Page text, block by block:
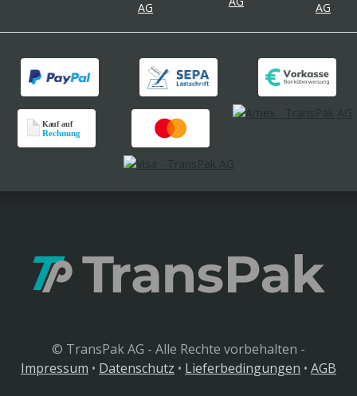
© TransPak AG - Alle Rechte vorbehalten -
Impressum • Datenschutz • Lieferbedingungen • AGB